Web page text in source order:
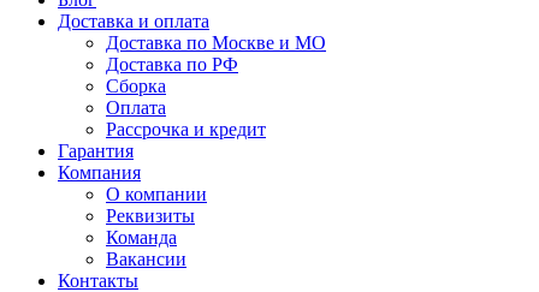
Доставка и оплата
Доставка по Москве и МО
Доставка по РФ
Сборка
Оплата
Рассрочка и кредит
Гарантия
Компания
О компании
Реквизиты
Команда
Вакансии
Контакты